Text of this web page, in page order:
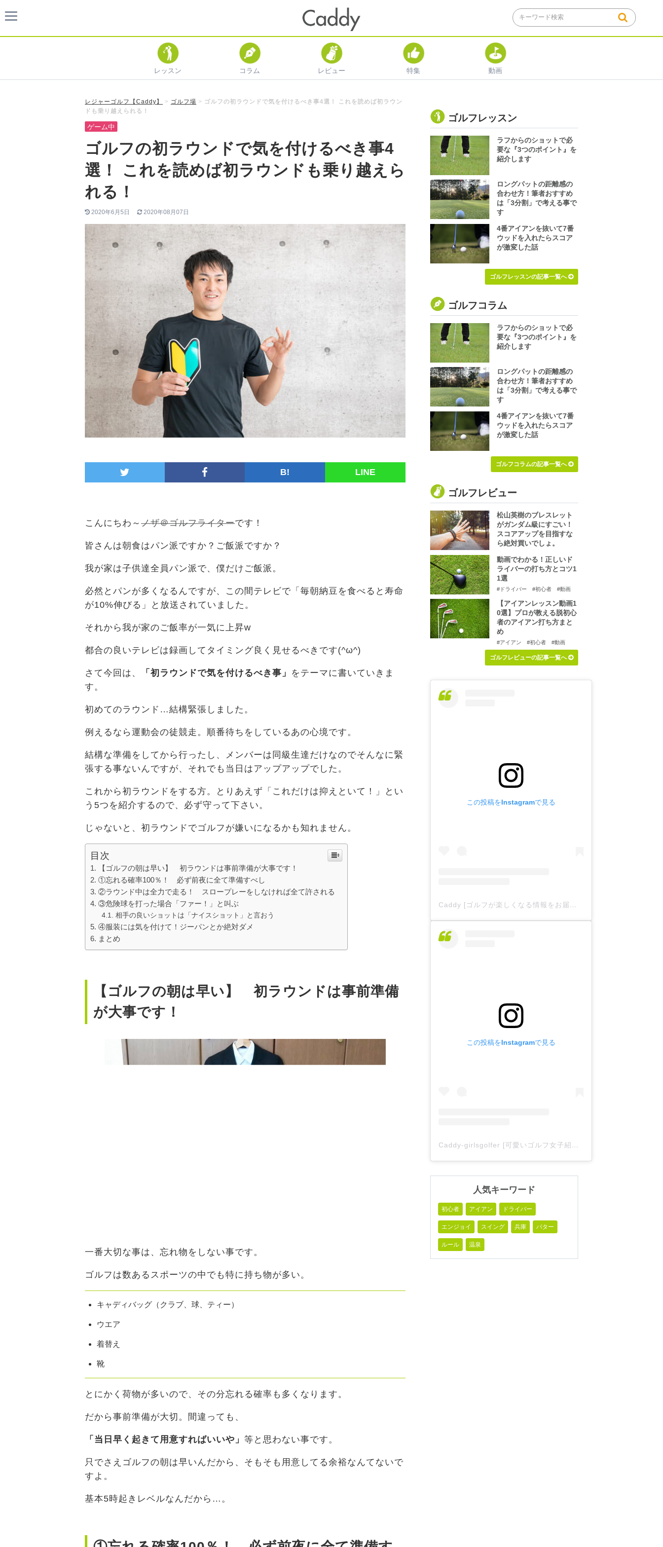
レッスン コラム レビュー 特集 動画
レジャーゴルフ【Caddy】 > ゴルフ場 > ゴルフの初ラウンドで気を付けるべき事4選！ これを読めば初ラウン
ドも乗り越えられる！
ゲーム中
ゴルフの初ラウンドで気を付けるべき事4
選！ これを読めば初ラウンドも乗り越えら
れる！
2020年6月5日 2020年08月07日
B! LINE
こんにちわ～ ノザ＠ゴルフライターです！
皆さんは朝食はパン派ですか？ご飯派ですか？
我が家は子供達全員パン派で、僕だけご飯派。
必然とパンが多くなるんですが、この間テレビで「毎朝納豆を食べると寿命
が10%伸びる」と放送されていました。
それから我が家のご飯率が一気に上昇w
都合の良いテレビは録画してタイミング良く見せるべきです(^ω^)
さて今回は、 「初ラウンドで気を付けるべき事」 をテーマに書いていきま
す。
初めてのラウンド…結構緊張しました。
例えるなら運動会の徒競走。順番待ちをしているあの心境です。
結構な準備をしてから行ったし、メンバーは同級生達だけなのでそんなに緊
張する事ないんですが、それでも当日はアップアップでした。
これから初ラウンドをする方。とりあえず「これだけは抑えといて！」とい
う5つを紹介するので、必ず守って下さい。
じゃないと、初ラウンドでゴルフが嫌いになるかも知れません。
目次
【ゴルフの朝は早い】 初ラウンドは事前準備が大事です！
①忘れる確率100％！ 必ず前夜に全て準備すべし
②ラウンド中は全力で走る！ スロープレーをしなければ全て許される
③危険球を打った場合「ファー！」と叫ぶ
相手の良いショットは「ナイスショット」と言おう
④服装には気を付けて！ジーパンとか絶対ダメ
まとめ
【ゴルフの朝は早い】 初ラウンドは事前準備
が大事です！
一番大切な事は、忘れ物をしない事です。
ゴルフは数あるスポーツの中でも特に持ち物が多い。
キャディバッグ（クラブ、球、ティー）
ウエア
着替え
靴
とにかく荷物が多いので、その分忘れる確率も多くなります。
だから事前準備が大切。間違っても、
「当日早く起きて用意すればいいや」 等と思わない事です。
只でさえゴルフの朝は早いんだから、そもそも用意してる余裕なんてないで
すよ。
基本5時起きレベルなんだから…。
ゴルフレッスン
ラフからのショットで必
要な『3つのポイント』を
紹介します
ロングパットの距離感の
合わせ方！筆者おすすめ
は「3分割」で考える事で
す
4番アイアンを抜いて7番
ウッドを入れたらスコア
が激変した話
ゴルフレッスンの記事一覧へ
ゴルフコラム
ラフからのショットで必
要な『3つのポイント』を
紹介します
ロングパットの距離感の
合わせ方！筆者おすすめ
は「3分割」で考える事で
す
4番アイアンを抜いて7番
ウッドを入れたらスコア
が激変した話
ゴルフコラムの記事一覧へ
ゴルフレビュー
松山英樹のブレスレット
がガンダム級にすごい！
スコアアップを目指すな
ら絶対買いでしょ。
動画でわかる！正しいド
ライバーの打ち方とコツ1
1選
#ドライバー #初心者 #動画
【アイアンレッスン動画1
0選】プロが教える脱初心
者のアイアン打ち方まと
め
#アイアン #初心者 #動画
ゴルフレビューの記事一覧へ
この投稿をInstagramで見る
Caddy [ゴルフが楽しくなる情報をお届け
この投稿をInstagramで見る
Caddy-girlsgolfer [可愛いゴルフ女子紹介](@caddy_girlsgolfer)がシェアした投稿
人気キーワード
初心者 アイアン ドライバー
エンジョイ スイング 兵庫 パター
ルール 温泉